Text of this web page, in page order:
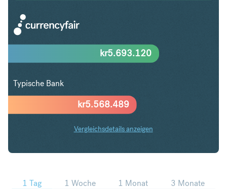
kr5.568.489
kr5.693.120
Typische Bank
Vergleichsdetails anzeigen
SGD in SEK Trends
1 Tag 1 Woche 1 Monat 3 Monate